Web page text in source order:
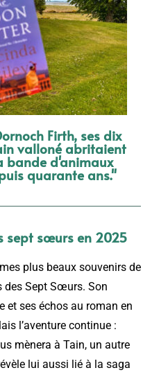
Firth, ses dix
valloné abritaient
bande d'animaux
quarante ans."
sept sœurs en 2025
plus beaux souvenirs de
des Sept Sœurs. Son
et ses échos au roman en
l’aventure continue :
mènera à Tain, un autre
lui aussi lié à la saga